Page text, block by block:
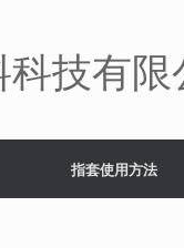
技有限
指套使用方法